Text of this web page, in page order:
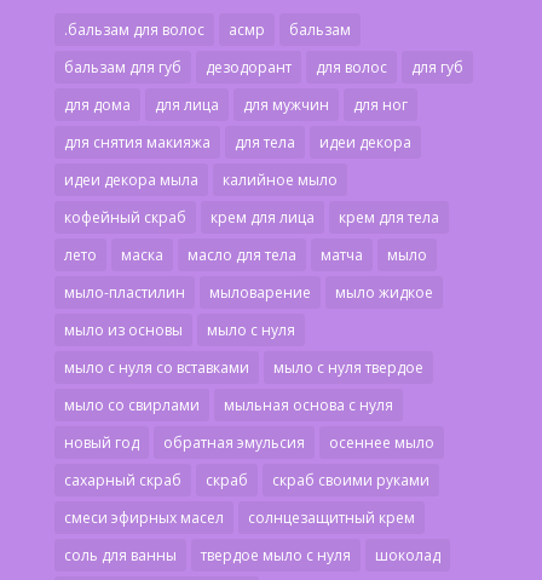
.бальзам для волос асмр
бальзам
бальзам для губ
дезодорант для волос
для губ
для дома
для лица для мужчин
для ног
для снятия макияжа
для тела
идеи декора
идеи декора мыла
калийное мыло
кофейный скраб
крем для лица
крем для тела
лето
маска масло для тела матча
мыло
мыло-пластилин
мыловарение
мыло жидкое
мыло из основы
мыло с нуля
мыло с нуля со вставками
мыло с нуля твердое
мыло со свирлами
мыльная основа с нуля
новый год
обратная эмульсия
осеннее мыло
сахарный скраб
скраб
скраб своими руками
смеси эфирных масел
солнцезащитный крем
соль для ванны
твердое мыло с нуля
шоколад